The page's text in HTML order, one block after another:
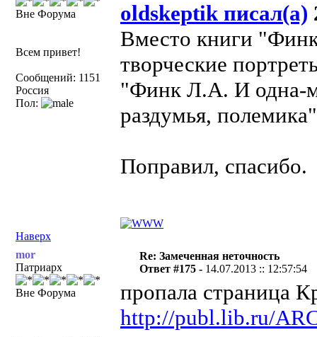
Вне Форума
Всем привет!
Сообщений: 1151
Россия
Пол:
oldskeptik писал(а)
Вместо книги
творческие
"Финк Л.А. И одна-
раздумья,
Поправил, спасибо.
Наверх
mor
Патриарх
Вне Форума
Re: Замеченная неточность
Ответ #175 - 14.07.2013 :: 12:57:54
пропала страница
http://publ.lib.ru/